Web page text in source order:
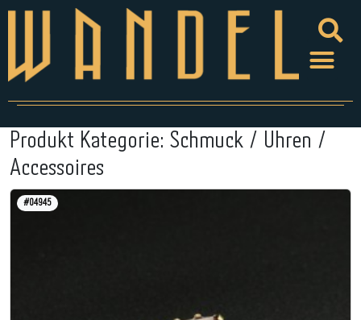
Produkt Kategorie: Schmuck / Uhren /
Accessoires
#04945